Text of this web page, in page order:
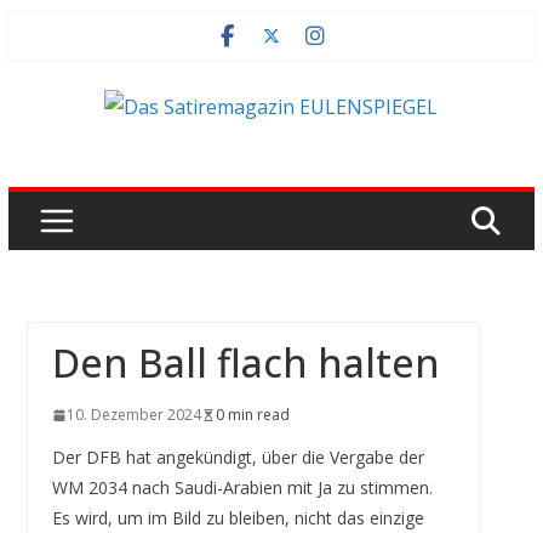
Den Ball flach halten
10. Dezember 2024 0 min read
Der DFB hat angekündigt, über die Vergabe der
WM 2034 nach Saudi-Arabien mit Ja zu stimmen.
Es wird, um im Bild zu bleiben, nicht das einzige